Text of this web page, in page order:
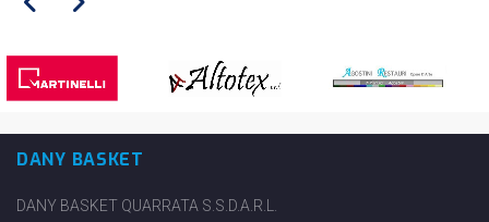
DANY BASKET
DANY BASKET QUARRATA S.S.D.A.R.L.